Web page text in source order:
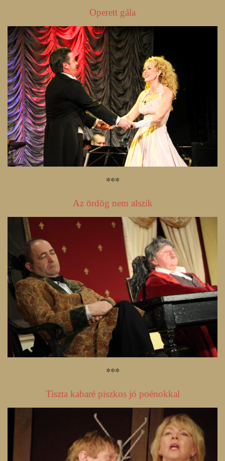
Operett gála
***
Az ördög nem alszik
***
Tiszta kabaré piszkos jó poénokkal